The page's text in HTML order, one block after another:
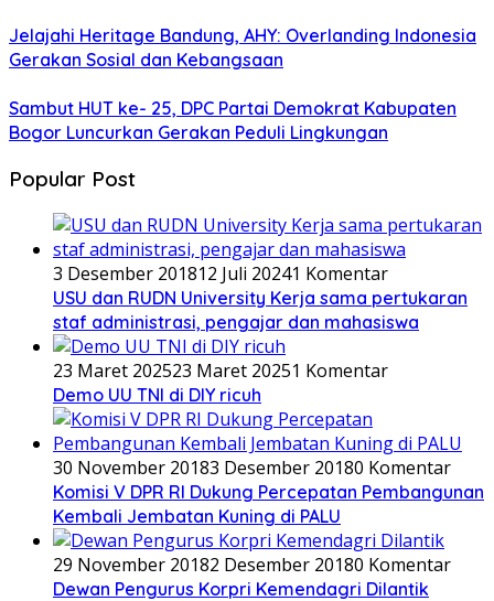
Jelajahi Heritage Bandung, AHY: Overlanding Indonesia
Gerakan Sosial dan Kebangsaan
Sambut HUT ke- 25, DPC Partai Demokrat Kabupaten
Bogor Luncurkan Gerakan Peduli Lingkungan
Popular Post
3 Desember 201812 Juli 20241 Komentar
USU dan RUDN University Kerja sama pertukaran
staf administrasi, pengajar dan mahasiswa
23 Maret 202523 Maret 20251 Komentar
Demo UU TNI di DIY ricuh
30 November 20183 Desember 20180 Komentar
Komisi V DPR RI Dukung Percepatan Pembangunan
Kembali Jembatan Kuning di PALU
29 November 20182 Desember 20180 Komentar
Dewan Pengurus Korpri Kemendagri Dilantik